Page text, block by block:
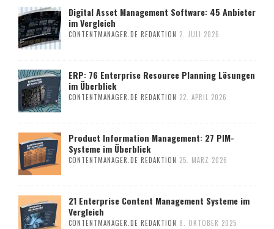
Digital Asset Management Software: 45 Anbieter
im Vergleich
CONTENTMANAGER.DE REDAKTION 2. JULI 2026
ERP: 76 Enterprise Resource Planning Lösungen
im Überblick
CONTENTMANAGER.DE REDAKTION 22. APRIL 2026
Product Information Management: 27 PIM-
Systeme im Überblick
CONTENTMANAGER.DE REDAKTION 25. MÄRZ 2026
21 Enterprise Content Management Systeme im
Vergleich
CONTENTMANAGER.DE REDAKTION 8. OKTOBER 2025